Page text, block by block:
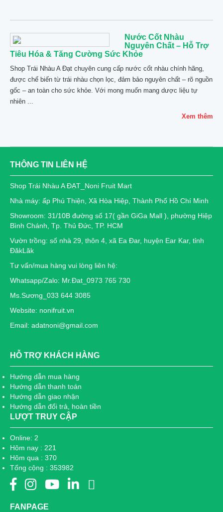
Nước Cốt Nhàu
Nguyên Chất – Hỗ Trợ
Tiêu Hóa & Tăng Cường Sức Khỏe
Shop Trái Nhàu A Đạt chuyên cung cấp nước cốt nhàu chính hãng,
được chế biến từ trái nhàu chọn lọc, đảm bảo nguyên chất – rõ nguồn
gốc – an toàn cho sức khỏe. Với mong muốn mang dược liệu tự
nhiên ...
Xem thêm
THÔNG TIN LIÊN HỆ
Shop Trái Nhàu A ĐẠT_Noni Fruit Mart
Nhà máy: ấp Phú Thiện, Xã Hòa Hiệp, Thành Phố Hồ Chí Minh
Showroom: 31/10B đường số 17( gần GiGa Mall ), phường Hiệp
Bình Chánh, Tp. Thủ Đức, TP. HCM
Vườn trồng: số nhà 29, thôn 4, xã Ea Đar, huyện Ear Kar, tỉnh
ĐăkLăk
Tư vấn/mua hàng vui lòng liên hệ:
Whatsapp/Zalo: Mr.Đat_0973 765 730
Ms.Sương_033 644 3085
Website: nonifruit.vn
Email: adatnoni@gmail.com
HỖ TRỢ KHÁCH HÀNG
Hướng dẫn mua hàng
Hướng dẫn thanh toán
Hướng dẫn giao nhận
Hướng dẫn đổi trả, hoàn tiền
LƯỢT TRUY CẬP
Online: 2
Hôm nay : 221
Hôm qua : 370
Tổng cộng : 353982
FANPAGE